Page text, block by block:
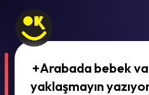
+Arabada bebek
yaklaşmayın